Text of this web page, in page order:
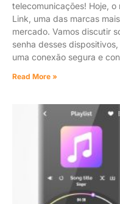
telecomunicações! Hoje,
Link, uma das marcas
mercado. Vamos discutir
senha desses
uma conexão segura e
Read More »